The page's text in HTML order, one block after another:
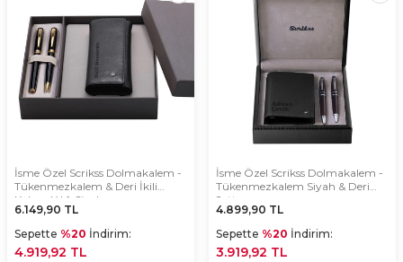
İsme Özel Scrikss Dolmakalem -
Tükenmezkalem & Deri İkili
Kalem Kılıfı Siyah
6.149,90 TL
Sepette %20 İndirim:
4.919,92 TL
İsme Özel Scrikss Dolmakalem -
Tükenmezkalem Siyah & Deri
Jotter
4.899,90 TL
Sepette %20 İndirim:
3.919,92 TL